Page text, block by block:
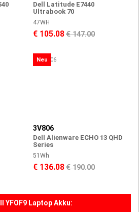
Dell Latitude E7440
Ultrabook 70
47WH
€ 105.08€ 147.00
Neu
3V806
Dell Alienware ECHO 13 QHD
Series
51Wh
€ 136.08€ 190.00
YFOF9 Laptop Akku: